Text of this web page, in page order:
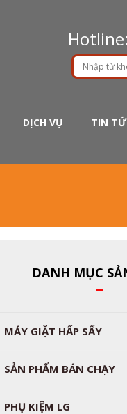
DỊCH VỤ TIN
DANH MỤC
MÁY GIẶT HẤP SẤY
SẢN PHẨM BÁN CHẠY
PHỤ KIỆM LG